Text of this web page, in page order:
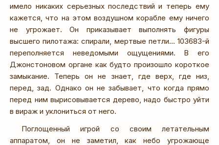
имело никаких серьезных последствий и теперь ему
кажется, что на этом воздушном корабле ему ничего
не угрожает. Он приказывает выполнять фигуры
высшего пилотажа: спирали, мертвые петли… 103683-й
переполняется неведомыми ощущениями. В его
Джонстоновом органе как будто произошло короткое
замыкание. Теперь он не знает, где верх, где низ,
перед, зад. Однако он не забывает, что когда прямо
перед ним вырисовывается дерево, надо быстро уйти
в вираж и уклониться от него.
Поглощенный игрой со своим летательным
аппаратом, он не заметил, как небо угрожающе